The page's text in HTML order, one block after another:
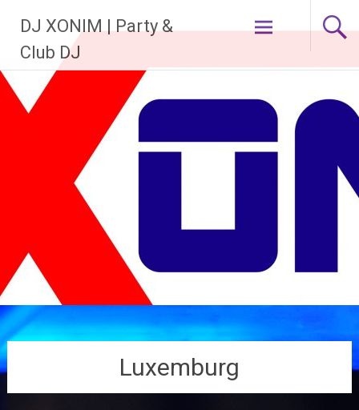
Inhalt
springen
DJ XONIM | Party &
Club DJ
Luxemburg